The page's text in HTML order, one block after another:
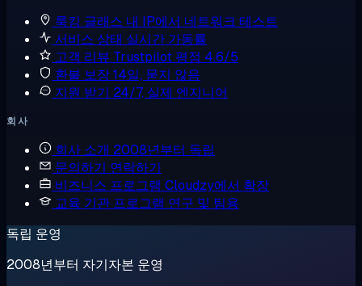
룩킹 글래스 내 IP에서 네트워크 테스트
서비스 상태 실시간 가동률
고객 리뷰 Trustpilot 평점 4.6/5
환불 보장14일, 묻지 않음
지원 받기 24/7, 실제 엔지니어
회사
회사 소개 2008년부터 독립
문의하기 연락하기
비즈니스 프로그램 Cloudzy에서 확장
교육 기관 프로그램 연구 및 팀용
독립 운영
2008년부터 자기자본 운영